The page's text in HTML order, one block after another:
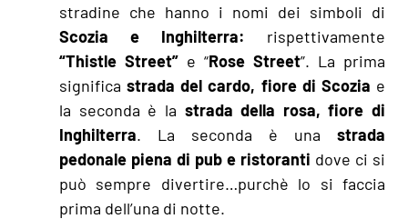
stradine che hanno i nomi dei simboli di
Scozia e Inghilterra: rispettivamente
“Thistle Street” e “Rose Street”. La prima
significastrada del cardo, fiore di Scozia e
la seconda è la strada della rosa, fiore di
Inghilterra. La seconda è una strada
pedonale piena di pub e ristoranti dove ci si
può sempre divertire…purchè lo si faccia
prima dell’una di notte.